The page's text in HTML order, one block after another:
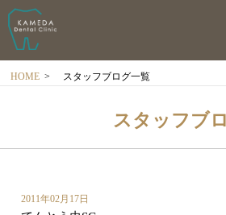
HOME > スタッフブログ一覧
スタッフブ
2011年02月17日